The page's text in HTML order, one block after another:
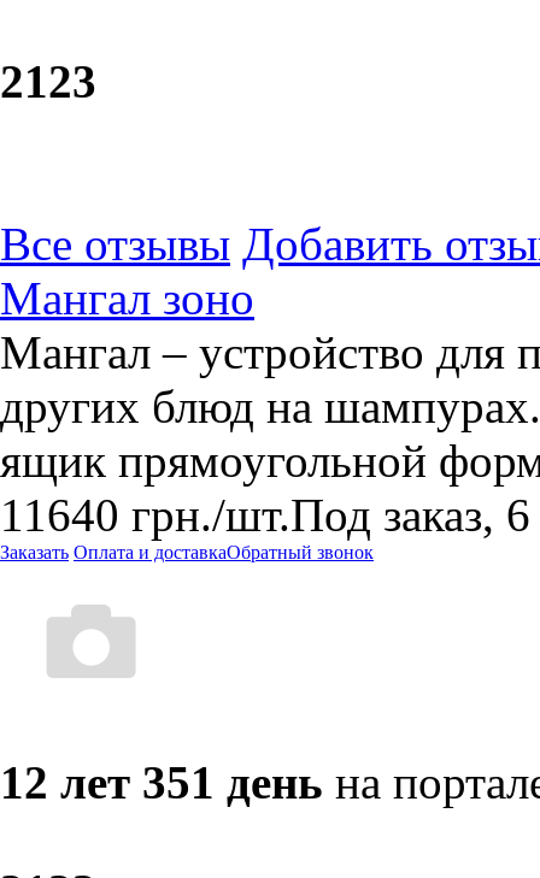
2123
Все отзывы Добавить
Мангал зоно
Мангал – устройство для
других блюд на
ящик прямоугольной
11640 грн./шт.Под заказ,
Заказать Оплата и доставкаОбратный звонок
12 лет 351 день на